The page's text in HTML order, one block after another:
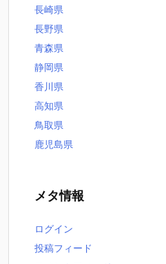
長崎県
長野県
青森県
静岡県
香川県
高知県
鳥取県
鹿児島県
メタ情報
ログイン
投稿フィード